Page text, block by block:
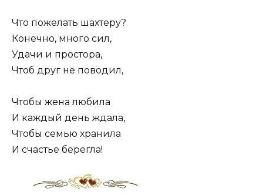
Что пожелать шахтеру?
Конечно, много сил,
Удачи и простора,
Чтоб друг не поводил,
Чтобы жена любила
И каждый день ждала,
Чтобы семью хранила
И счастье берегла!